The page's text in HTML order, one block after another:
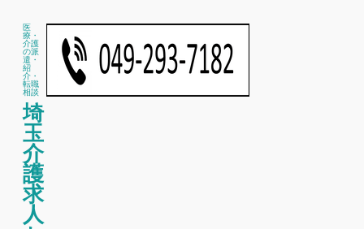
医
療・
介護
の派
遣・
紹
介・
転職
相談
埼
玉
介
護
求
人